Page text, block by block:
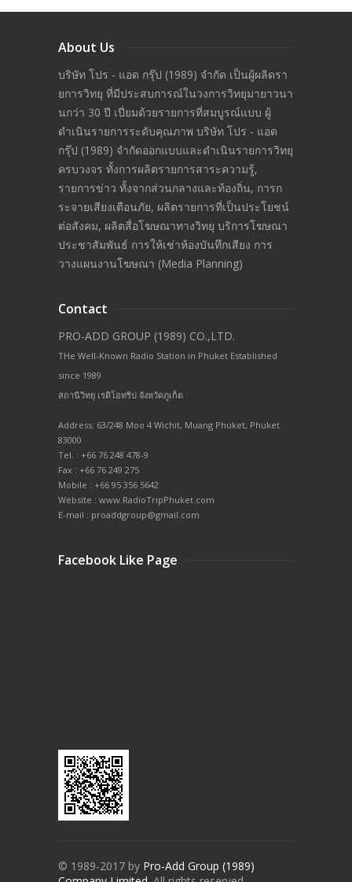
About Us
บริษัท โปร - แอด กรุ๊ป (1989) จำกัด เป็นผู้ผลิดรา
ยการวิทยุ ที่มีประสบการณ์ในวงการวิทยุมายาวนา
นกว่า 30 ปี เปี่ยมด้วยรายการที่สมบูรณ์แบบ ผู้
ดำเนินรายการระดับคุณภาพ บริษัท โปร - แอด
กรุ๊ป (1989) จำกัดออกแบบและดำเนินรายการวิทยุ
ครบวงจร ทั้งการผลิตรายการสาระความรู้,
รายการข่าว ทั้งจากส่วนกลางและท้องถิ่น, การก
ระจายเสียงเตือนภัย, ผลิตรายการที่เป็นประโยชน์
ต่อสังคม, ผลิตสื่อโฆษณาทางวิทยุ บริการโฆษณา
ประชาสัมพันธ์ การให้เช่าห้องบันทึกเสียง การ
วางแผนงานโฆษณา (Media Planning)
Contact
PRO-ADD GROUP (1989) CO.,LTD.
THe Well-Known Radio Station in Phuket Established
since 1989
สถานีวิทยุ เรดิโอทริป จังหวัดภูเก็ต
Address: 63/248 Moo 4 Wichit, Muang Phuket, Phuket
83000
Tel. : +66 76 248 478-9
Fax : +66 76 249 275
Mobile : +66 95 356 5642
Website : www.RadioTripPhuket.com
E-mail : proaddgroup@gmail.com
Facebook Like Page
© 1989-2017 by Pro-Add Group (1989)